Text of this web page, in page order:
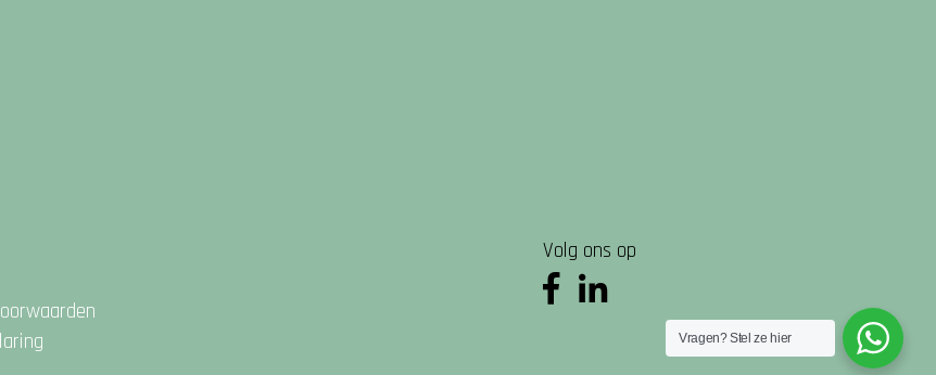
Volg ons op
Vragen? Stel ze hier